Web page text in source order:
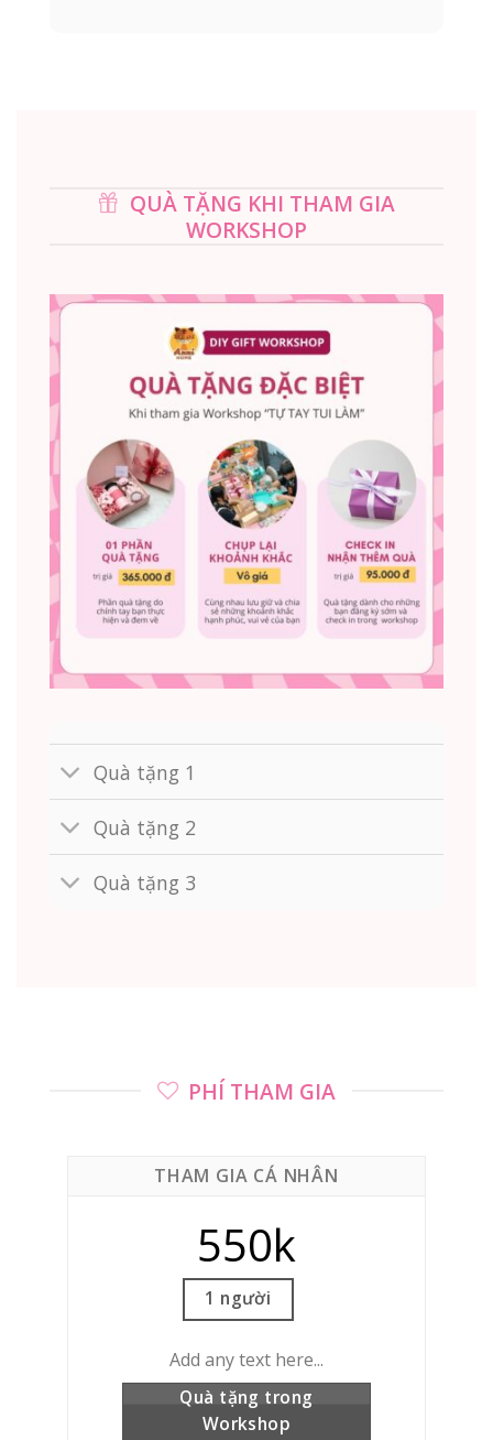
QUÀ TẶNG KHI THAM GIA
WORKSHOP
Quà tặng 1
Quà tặng 2
Quà tặng 3
PHÍ THAM GIA
THAM GIA CÁ NHÂN
550k
1 người
Add any text here...
Quà tặng trong
Workshop